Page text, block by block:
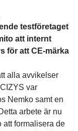
testföretaget
att internt
för att CE-märka
alla avvikelser
var
Nemko samt en
arbete är nu
att formalisera de